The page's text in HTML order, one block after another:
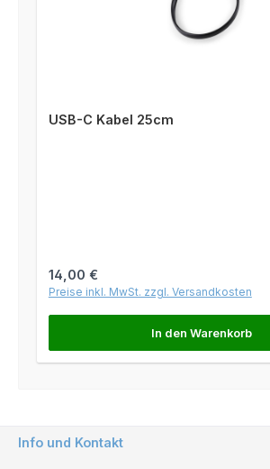
USB-C Kabel 25cm
Regulärer Preis:
14,00 €
Preise inkl. MwSt. zzgl. Versandkosten
In den Warenkorb
Info und Kontakt